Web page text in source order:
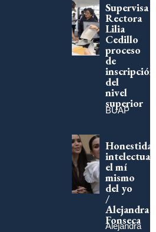
Supervisa
Rectora
Lilia
Cedillo
proceso
de
inscripción
del
nivel
superior
BUAP
intelectual:
el mí
mismo
del yo
/
Alejandra
Fonseca
Alejandra